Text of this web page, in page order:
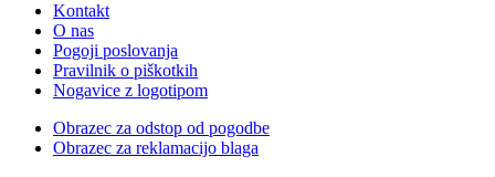
Kontakt
O nas
Pogoji poslovanja
Pravilnik o piškotkih
Nogavice z logotipom
Obrazec za odstop od pogodbe
Obrazec za reklamacijo blaga